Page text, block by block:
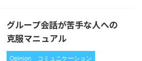
グループ会話が苦手な人への
克服マニュアル
Opinion コミュニケーション